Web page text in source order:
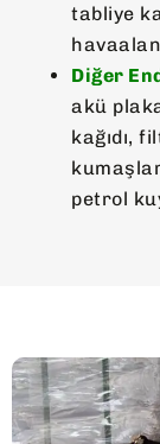
tabliye
Diğer
akü
kağıdı,
petrol